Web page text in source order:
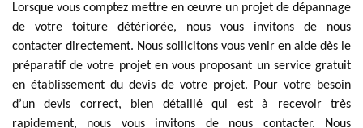
Lorsque vous comptez mettre en œuvre un projet de dépannage
de votre toiture détériorée, nous vous invitons de nous
contacter directement. Nous sollicitons vous venir en aide dès le
préparatif de votre projet en vous proposant un service gratuit
en établissement du devis de votre projet. Pour votre besoin
d’un devis correct, bien détaillé qui est à recevoir très
rapidement, nous vous invitons de nous contacter. Nous